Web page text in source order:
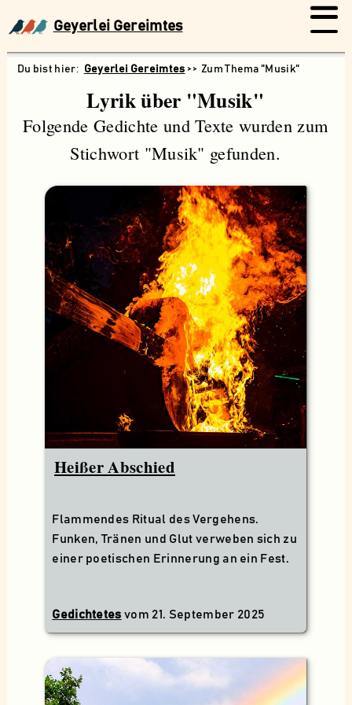
Geyerlei Gereimtes
Suchen
Geyerlei Gereimtes Zum Thema "Musik"
Lyrik über "Musik"
Folgende Gedichte und Texte wurden zum
Stichwort "Musik" gefunden.
Heißer Abschied
Flammendes Ritual des Vergehens.
Funken, Tränen und Glut verweben sich zu
einer poetischen Erinnerung an ein Fest.
Gedichtetes vom 21. September 2025